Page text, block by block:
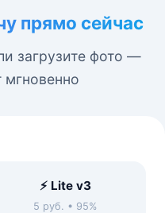
прямо сейчас
загрузите фото —
мгновенно
⚡ Lite v3
5 руб. • 95%